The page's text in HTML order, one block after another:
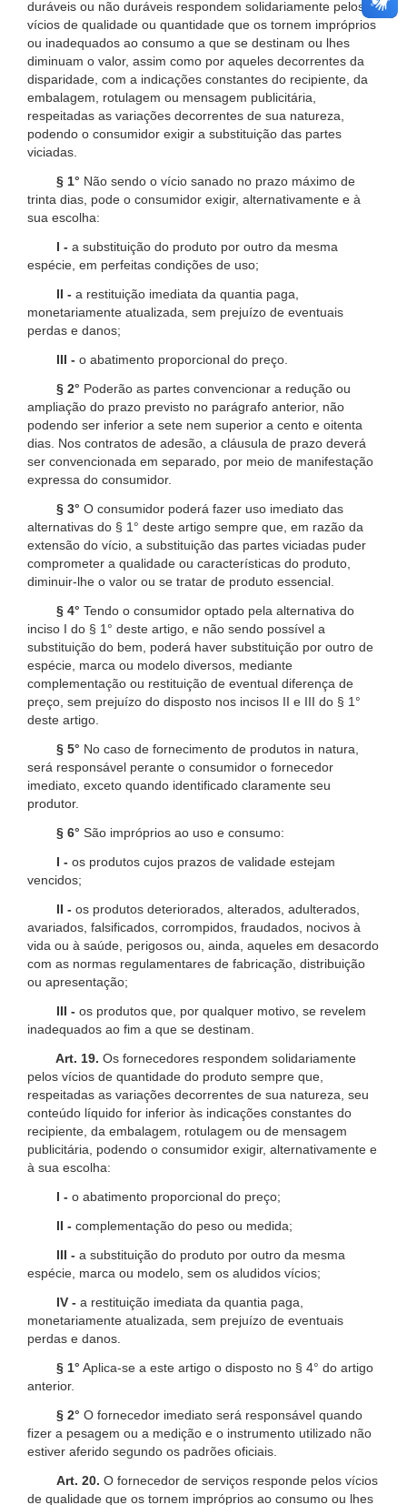
duráveis ou não duráveis respondem solidariamente pelos
vícios de qualidade ou quantidade que os tornem impróprios
ou inadequados ao consumo a que se destinam ou lhes
diminuam o valor, assim como por aqueles decorrentes da
disparidade, com a indicações constantes do recipiente, da
embalagem, rotulagem ou mensagem publicitária,
respeitadas as variações decorrentes de sua natureza,
podendo o consumidor exigir a substituição das partes
viciadas.
§ 1° Não sendo o vício sanado no prazo máximo de
trinta dias, pode o consumidor exigir, alternativamente e à
sua escolha:
I - a substituição do produto por outro da mesma
espécie, em perfeitas condições de uso;
II - a restituição imediata da quantia paga,
monetariamente atualizada, sem prejuízo de eventuais
perdas e danos;
III - o abatimento proporcional do preço.
§ 2° Poderão as partes convencionar a redução ou
ampliação do prazo previsto no parágrafo anterior, não
podendo ser inferior a sete nem superior a cento e oitenta
dias. Nos contratos de adesão, a cláusula de prazo deverá
ser convencionada em separado, por meio de manifestação
expressa do consumidor.
§ 3° O consumidor poderá fazer uso imediato das
alternativas do § 1° deste artigo sempre que, em razão da
extensão do vício, a substituição das partes viciadas puder
comprometer a qualidade ou características do produto,
diminuir-lhe o valor ou se tratar de produto essencial.
§ 4° Tendo o consumidor optado pela alternativa do
inciso I do § 1° deste artigo, e não sendo possível a
substituição do bem, poderá haver substituição por outro de
espécie, marca ou modelo diversos, mediante
complementação ou restituição de eventual diferença de
preço, sem prejuízo do disposto nos incisos II e III do § 1°
deste artigo.
§ 5° No caso de fornecimento de produtos in natura,
será responsável perante o consumidor o fornecedor
imediato, exceto quando identificado claramente seu
produtor.
§ 6° São impróprios ao uso e consumo:
I - os produtos cujos prazos de validade estejam
vencidos;
II - os produtos deteriorados, alterados, adulterados,
avariados, falsificados, corrompidos, fraudados, nocivos à
vida ou à saúde, perigosos ou, ainda, aqueles em desacordo
com as normas regulamentares de fabricação, distribuição
ou apresentação;
III - os produtos que, por qualquer motivo, se revelem
inadequados ao fim a que se destinam.
Art. 19. Os fornecedores respondem solidariamente
pelos vícios de quantidade do produto sempre que,
respeitadas as variações decorrentes de sua natureza, seu
conteúdo líquido for inferior às indicações constantes do
recipiente, da embalagem, rotulagem ou de mensagem
publicitária, podendo o consumidor exigir, alternativamente e
à sua escolha:
I - o abatimento proporcional do preço;
II - complementação do peso ou medida;
III - a substituição do produto por outro da mesma
espécie, marca ou modelo, sem os aludidos vícios;
IV - a restituição imediata da quantia paga,
monetariamente atualizada, sem prejuízo de eventuais
perdas e danos.
§ 1° Aplica-se a este artigo o disposto no § 4° do artigo
anterior.
§ 2° O fornecedor imediato será responsável quando
fizer a pesagem ou a medição e o instrumento utilizado não
estiver aferido segundo os padrões oficiais.
Art. 20. O fornecedor de serviços responde pelos vícios
de qualidade que os tornem impróprios ao consumo ou lhes